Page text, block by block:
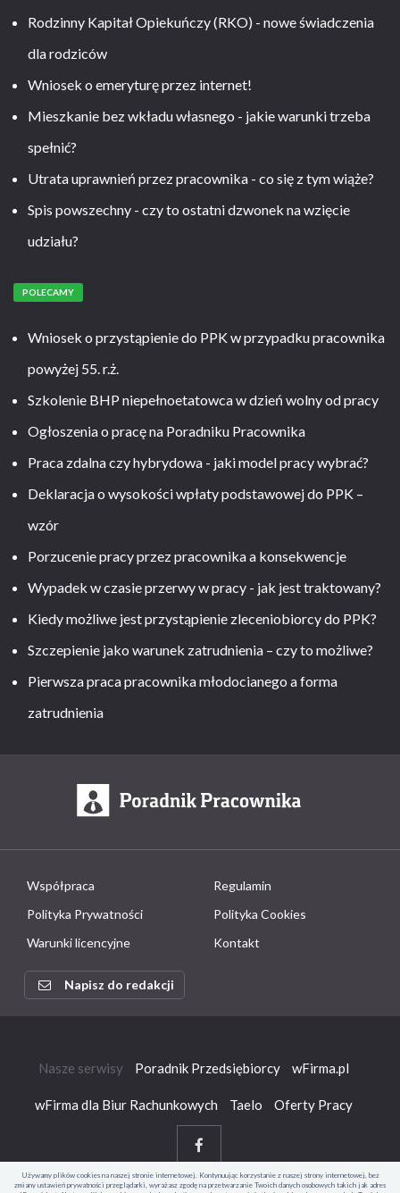
Rodzinny Kapitał Opiekuńczy (RKO) - nowe świadczenia
dla rodziców
Wniosek o emeryturę przez internet!
Mieszkanie bez wkładu własnego - jakie warunki trzeba
spełnić?
Utrata uprawnień przez pracownika - co się z tym wiąże?
Spis powszechny - czy to ostatni dzwonek na wzięcie
udziału?
POLECAMY
Wniosek o przystąpienie do PPK w przypadku pracownika
powyżej 55. r.ż.
Szkolenie BHP niepełnoetatowca w dzień wolny od pracy
Ogłoszenia o pracę na Poradniku Pracownika
Praca zdalna czy hybrydowa - jaki model pracy wybrać?
Deklaracja o wysokości wpłaty podstawowej do PPK –
wzór
Porzucenie pracy przez pracownika a konsekwencje
Wypadek w czasie przerwy w pracy - jak jest traktowany?
Kiedy możliwe jest przystąpienie zleceniobiorcy do PPK?
Szczepienie jako warunek zatrudnienia – czy to możliwe?
Pierwsza praca pracownika młodocianego a forma
zatrudnienia
Współpraca
Regulamin
Polityka Prywatności
Polityka Cookies
Warunki licencyjne
Kontakt
Napisz do redakcji
Nasze serwisy Poradnik Przedsiębiorcy wFirma.pl
wFirma dla Biur Rachunkowych Taelo Oferty Pracy
Używamy plików cookies na naszej stronie internetowej. Kontynuując korzystanie z naszej strony internetowej, bez
zmiany ustawień prywatności przeglądarki, wyrażasz zgodę na przetwarzanie Twoich danych osobowych takich jak adres